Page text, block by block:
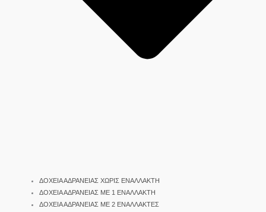
ΔΟΧΕΙΑ ΑΔΡΑΝΕΙΑΣ ΧΩΡΙΣ ΕΝΑΛΛΑΚΤΗ
ΔΟΧΕΙΑ ΑΔΡΑΝΕΙΑΣ ΜΕ 1 ΕΝΑΛΛΑΚΤΗ
ΔΟΧΕΙΑ ΑΔΡΑΝΕΙΑΣ ΜΕ 2 ΕΝΑΛΛΑΚΤΕΣ